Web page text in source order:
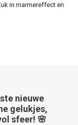
in marmereffect en
nieuwe
gelukjes,
sfeer! 🌸